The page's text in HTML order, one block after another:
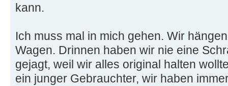
kann.
Ich muss mal in mich gehen. Wir
Wagen. Drinnen haben wir nie eine
gejagt, weil wir alles original halten
ein junger Gebrauchter, wir haben